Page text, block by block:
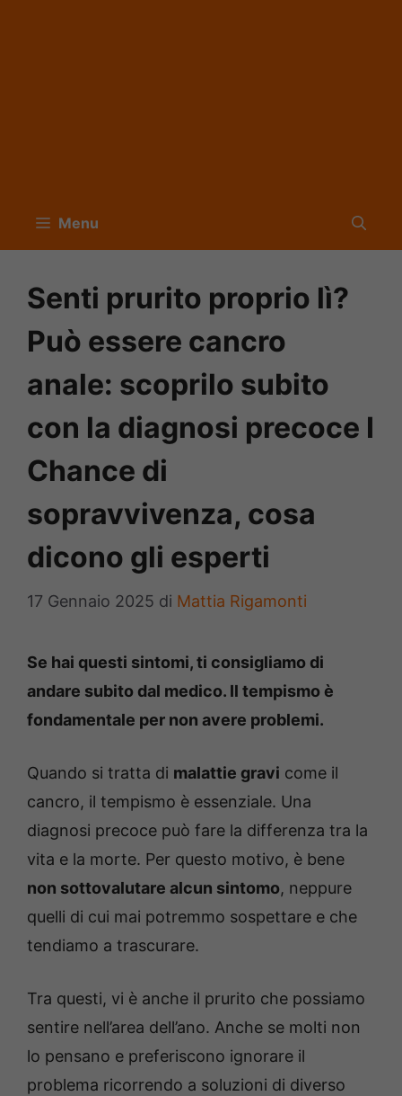
Menu
Senti prurito proprio lì?
Può essere cancro
anale: scoprilo subito
con la diagnosi precoce I
Chance di
sopravvivenza, cosa
dicono gli esperti
17 Gennaio 2025 di Mattia Rigamonti
Se hai questi sintomi, ti consigliamo di
andare subito dal medico. Il tempismo è
fondamentale per non avere problemi.
Quando si tratta di malattie gravi come il
cancro, il tempismo è essenziale. Una
diagnosi precoce può fare la differenza tra la
vita e la morte. Per questo motivo, è bene
non sottovalutare alcun sintomo, neppure
quelli di cui mai potremmo sospettare e che
tendiamo a trascurare.
Tra questi, vi è anche il prurito che possiamo
sentire nell’area dell’ano. Anche se molti non
lo pensano e preferiscono ignorare il
problema ricorrendo a soluzioni di diverso